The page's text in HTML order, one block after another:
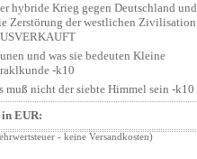
hybride Krieg gegen Deutschland und
Zerstörung der westlichen Zivilisation
und was sie bedeuten Kleine
-k10
muß nicht der siebte Himmel sein -k10
EUR:
- keine Versandkosten)